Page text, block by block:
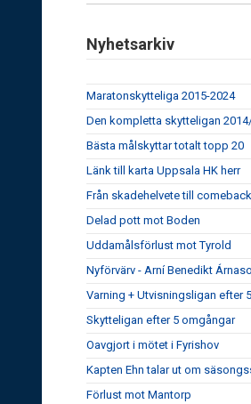
Nyhetsarkiv
Maratonskytteliga 2015-2024
Den kompletta skytteligan
Bästa målskyttar totalt topp 20
Länk till karta Uppsala HK herr
Från skadehelvete till comeback
Delad pott mot Boden
Uddamålsförlust mot Tyrold
Nyförvärv - Arní Benedikt
Varning + Utvisningsligan efter
Skytteligan efter 5 omgångar
Oavgjort i mötet i Fyrishov
Kapten Ehn talar ut om
Förlust mot Mantorp